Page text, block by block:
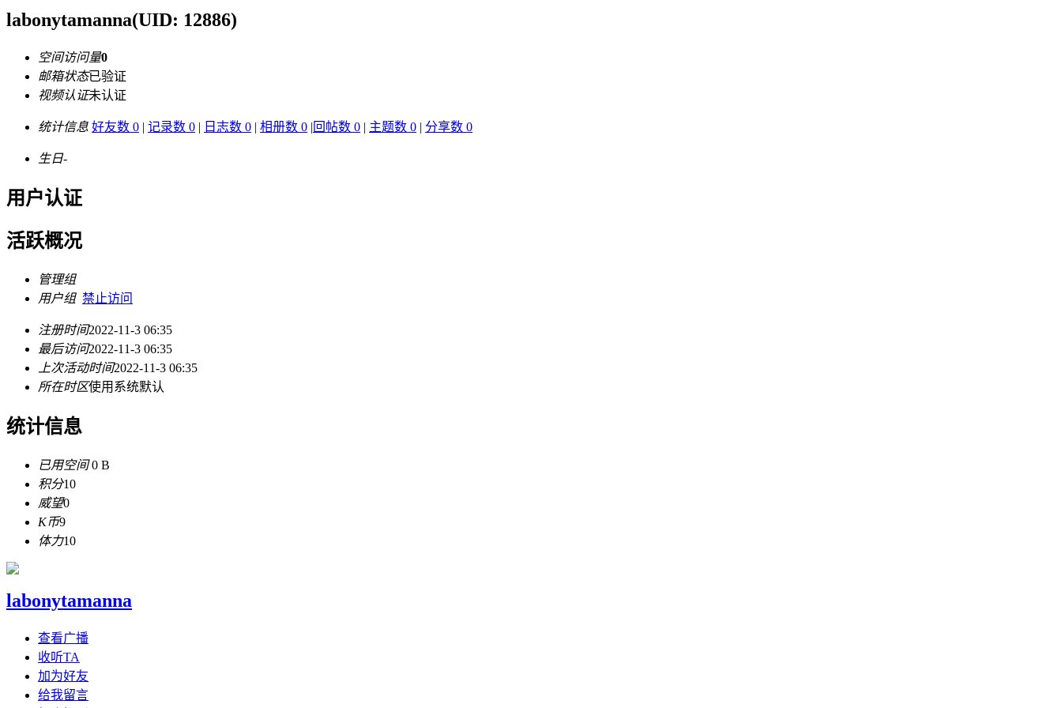
labonytamanna(UID: 12886)
空间访问量0
邮箱状态已验证
视频认证未认证
统计信息 好友数 0 | 记录数 0 | 日志数 0 | 相册数 0 |回帖数 0 | 主题数 0 | 分享数 0
生日-
用户认证
活跃概况
管理组
用户组 禁止访问
注册时间2022-11-3 06:35
最后访问2022-11-3 06:35
上次活动时间2022-11-3 06:35
所在时区使用系统默认
统计信息
已用空间0 B
积分10
威望0
K币9
体力10
labonytamanna
查看广播
收听TA
加为好友
给我留言